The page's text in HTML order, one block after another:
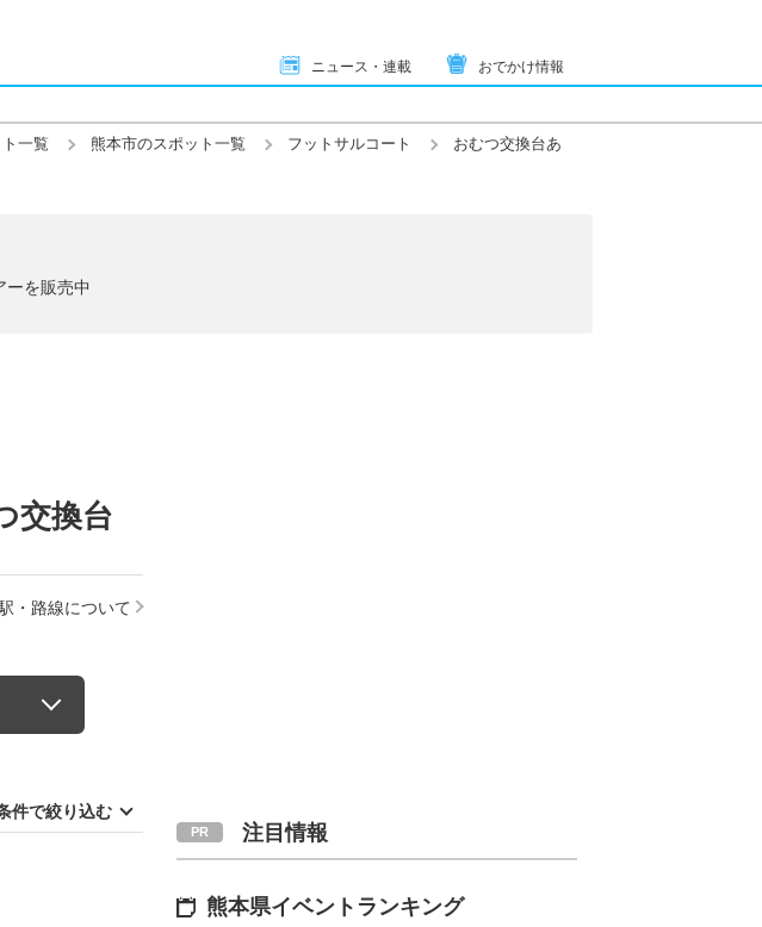
ニュース・連載 おでかけ情報
一覧 熊本市のスポット一覧 フットサルコート
おむつ交換台あ
ーを販売中
交換台
・路線について
件で絞り込む
注目情報
熊本県イベントランキング